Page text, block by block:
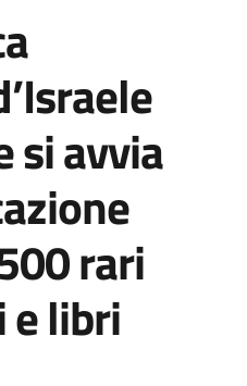
si avvia
rari
libri